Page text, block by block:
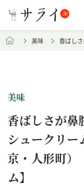
美味 香ばし
美味
香ばしさが鼻
シュークリ
京・人形町）
ム】